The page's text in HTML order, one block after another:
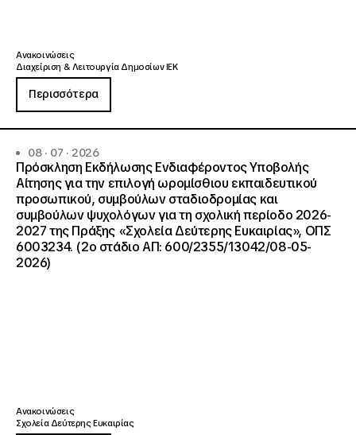
Ανακοινώσεις
Διαχείριση & Λειτουργία Δημοσίων ΙΕΚ
Περισσότερα
08 · 07 · 2026
Πρόσκληση Εκδήλωσης Ενδιαφέροντος Υποβολής
Αίτησης για την επιλογή ωρομίσθιου εκπαιδευτικού
προσωπικού, συμβούλων σταδιοδρομίας και
συμβούλων ψυχολόγων για τη σχολική περίοδο 2026-
2027 της Πράξης «Σχολεία Δεύτερης Ευκαιρίας», ΟΠΣ
6003234. (2ο στάδιο ΑΠ: 600/2355/13042/08-05-
2026)
Ανακοινώσεις
Σχολεία Δεύτερης Ευκαιρίας